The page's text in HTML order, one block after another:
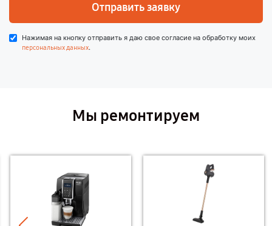
Отправить заявку
Нажимая на кнопку отправить я даю свое согласие на обработку моих
персональных данных.
Мы ремонтируем